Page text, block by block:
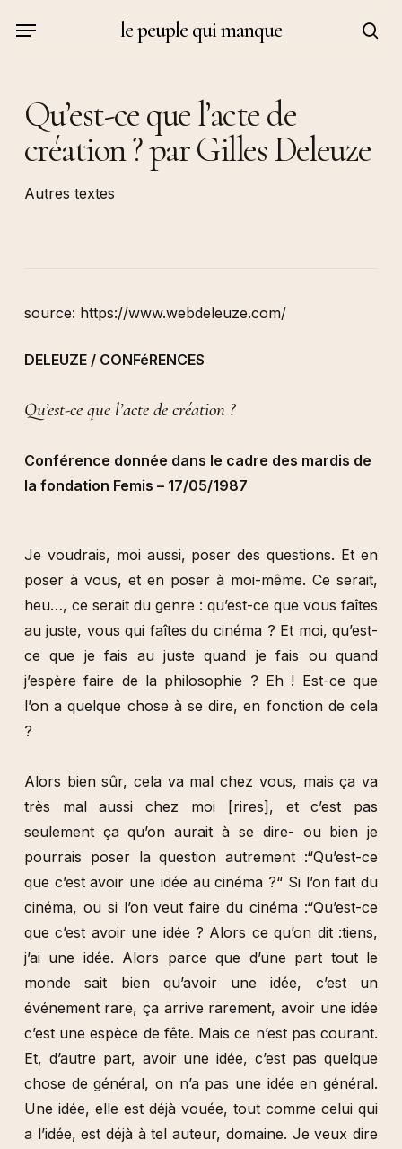
le peuple qui manque
Menu
Qu’est-ce que l’acte de
création ? par Gilles Deleuze
Autres textes
source: https://www.webdeleuze.com/
DELEUZE / CONFéRENCES
Qu’est-ce que l’acte de création ?
Conférence donnée dans le cadre des mardis de
la fondation Femis – 17/05/1987
Je voudrais, moi aussi, poser des questions. Et en
poser à vous, et en poser à moi-même. Ce serait,
heu…, ce serait du genre : qu’est-ce que vous faîtes
au juste, vous qui faîtes du cinéma ? Et moi, qu’est-
ce que je fais au juste quand je fais ou quand
j’espère faire de la philosophie ? Eh ! Est-ce que
l’on a quelque chose à se dire, en fonction de cela
?
Alors bien sûr, cela va mal chez vous, mais ça va
très mal aussi chez moi [rires], et c’est pas
seulement ça qu’on aurait à se dire- ou bien je
pourrais poser la question autrement :“Qu’est-ce
que c’est avoir une idée au cinéma ?“ Si l’on fait du
cinéma, ou si l’on veut faire du cinéma :“Qu’est-ce
que c’est avoir une idée ? Alors ce qu’on dit :tiens,
j’ai une idée. Alors parce que d’une part tout le
monde sait bien qu’avoir une idée, c’est un
événement rare, ça arrive rarement, avoir une idée
c’est une espèce de fête. Mais ce n’est pas courant.
Et, d’autre part, avoir une idée, c’est pas quelque
chose de général, on n’a pas une idée en général.
Une idée, elle est déjà vouée, tout comme celui qui
a l’idée, est déjà à tel auteur, domaine. Je veux dire